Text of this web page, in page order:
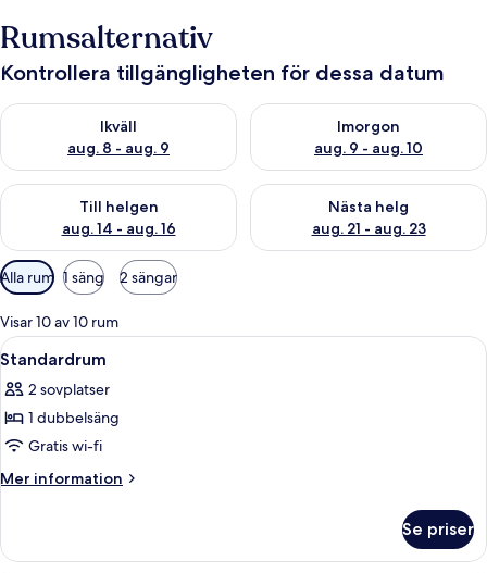
Rumsalternativ
Kontrollera tillgängligheten för dessa datum
Ikväll
aug. 8 - aug. 9
Kontrollera tillgängligheten för ikväll aug. 8 - aug. 9
Imorgon
aug. 9 - aug. 10
Kontrollera tillgängligheten
Till helgen
aug. 14 - aug. 16
Kontrollera tillgängligheten för den här helgen aug. 14 - aug.
Nästa helg
aug. 21 - aug. 23
Kontrollera tillgängligheten
Tillgängliga
filter
för
rum
Alla rum 1 säng 2 sängar
Visar 10 av 10 rum
Öppna
alla
foton
för
Standardrum
Ett modernt hotellrum med en stor
1
Standardrum
2 sovplatser
1 dubbelsäng
Gratis wi-fi
Mer information
Mer
Se priser